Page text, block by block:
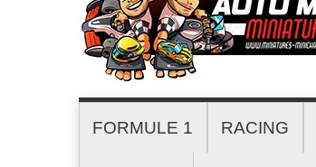
FORMULE 1 RACING